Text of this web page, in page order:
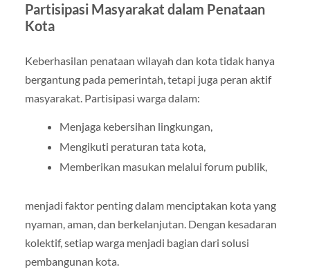
Partisipasi Masyarakat dalam Penataan
Kota
Keberhasilan penataan wilayah dan kota tidak hanya
bergantung pada pemerintah, tetapi juga peran aktif
masyarakat. Partisipasi warga dalam:
Menjaga kebersihan lingkungan,
Mengikuti peraturan tata kota,
Memberikan masukan melalui forum publik,
menjadi faktor penting dalam menciptakan kota yang
nyaman, aman, dan berkelanjutan. Dengan kesadaran
kolektif, setiap warga menjadi bagian dari solusi
pembangunan kota.